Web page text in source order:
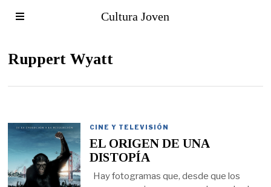
Cultura Joven
Ruppert Wyatt
CINE Y TELEVISIÓN
EL ORIGEN DE UNA
DISTOPÍA
Hay fotogramas que, desde que los